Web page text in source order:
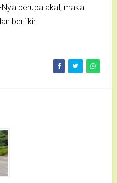
berupa akal, maka
berfikir.